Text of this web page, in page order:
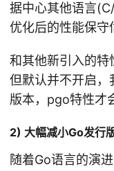
据中心其他语言
优化后的性能保守
和其他新引入的特
但默认并不开启，
版本，pgo特性才
2) 大幅减小Go发行
随着Go语言的演